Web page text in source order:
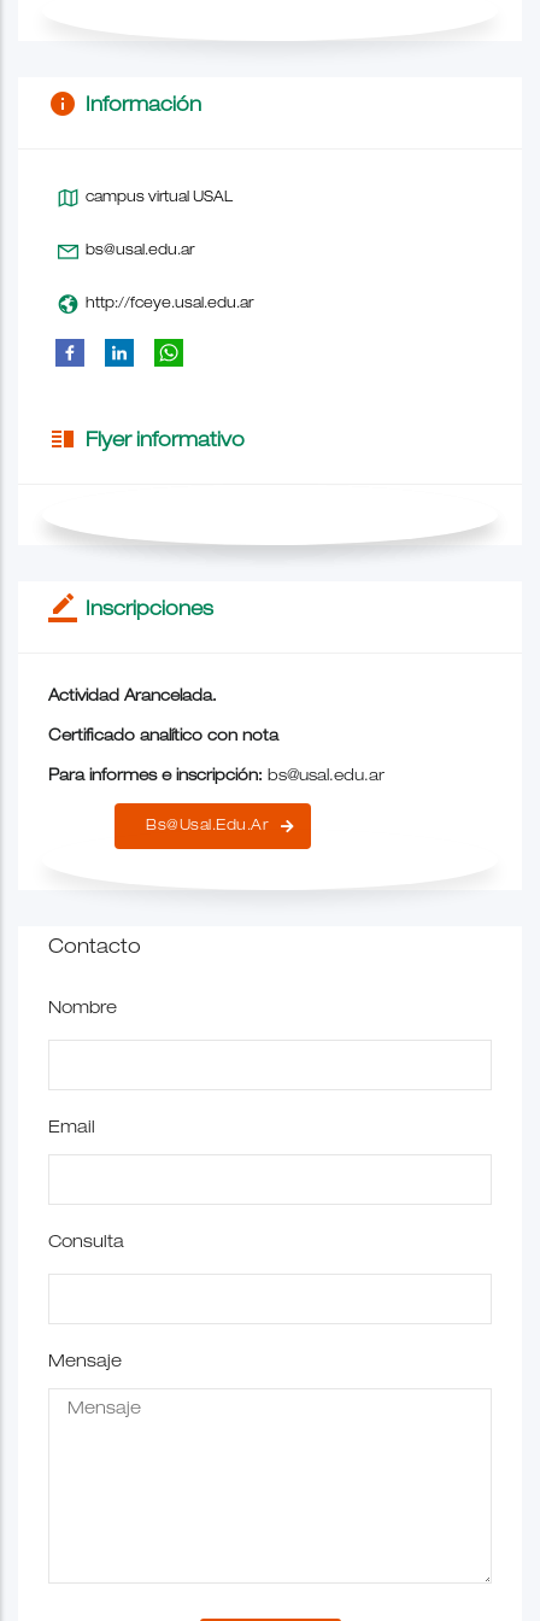
info Información
campus virtual USAL
bs@usal.edu.ar
http://fceye.usal.edu.ar
vertical_split Flyer informativo
border_color Inscripciones
Actividad Arancelada.
Certificado analítico con nota
Para informes e inscripción: bs@usal.edu.ar
Bs@usal.edu.ar
Contacto
Nombre
Email
Consulta
Mensaje